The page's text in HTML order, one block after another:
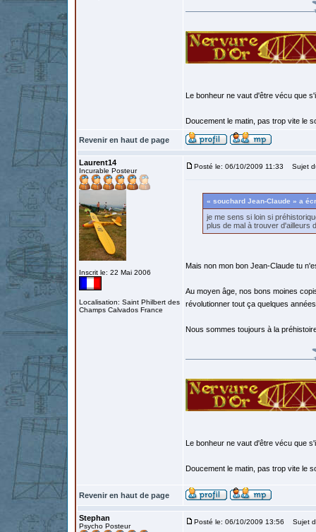
Le bonheur ne vaut d'être vécu que
Doucement le matin, pas trop vite le
Revenir en haut de page
Laurent14
Incurable Posteur
Inscrit le: 22 Mai 2006
Localisation: Saint Philbert des
Champs Calvados France
Posté le: 06/10/2009 11:33 Sujet
« souchard Jean-Claude » a
je me sens si loin si
plus de mal à trouver d'ailleurs
Mais non mon bon Jean-Claude tu
Au moyen âge, nos bons moines
révolutionner tout ça quelques
Nous sommes toujours à la
Le bonheur ne vaut d'être vécu que
Doucement le matin, pas trop vite le
Revenir en haut de page
Stephan
Psycho Posteur
Posté le: 06/10/2009 13:56 Sujet